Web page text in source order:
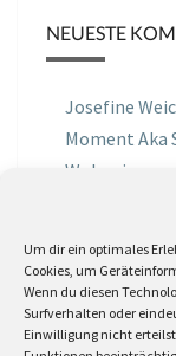
Um dir ein optimales
Cookies, um
Wenn du diesen
Surfverhalten oder
Einwilligung nicht
NEUESTE
Josefine
Moment Aka
Podcast
MIRI IN THE
Hemingway